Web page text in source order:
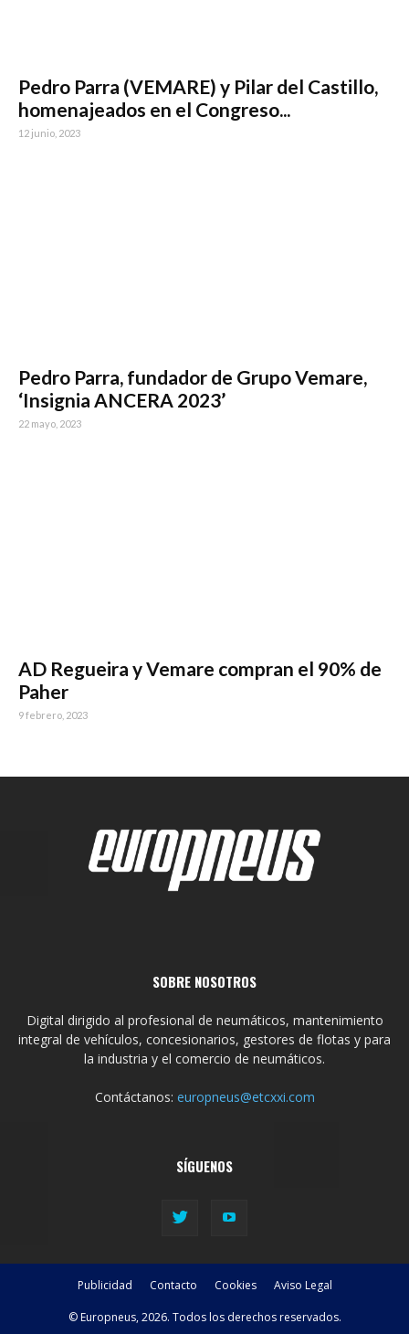
Pedro Parra (VEMARE) y Pilar del Castillo,
homenajeados en el Congreso...
12 junio, 2023
Pedro Parra, fundador de Grupo Vemare,
‘Insignia ANCERA 2023’
22 mayo, 2023
AD Regueira y Vemare compran el 90% de
Paher
9 febrero, 2023
SOBRE NOSOTROS
Digital dirigido al profesional de neumáticos, mantenimiento
integral de vehículos, concesionarios, gestores de flotas y para
la industria y el comercio de neumáticos.
Contáctanos: europneus@etcxxi.com
SÍGUENOS
Publicidad Contacto Cookies Aviso Legal
© Europneus, 2026. Todos los derechos reservados.